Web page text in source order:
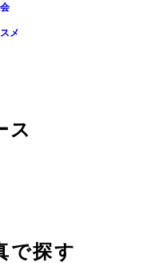
メ
ス
で探す